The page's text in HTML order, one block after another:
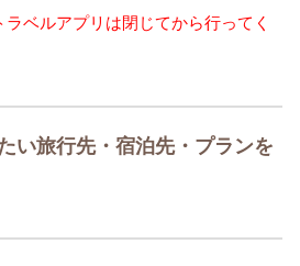
ベルアプリは閉じてから行ってく
い旅行先・宿泊先・プランを